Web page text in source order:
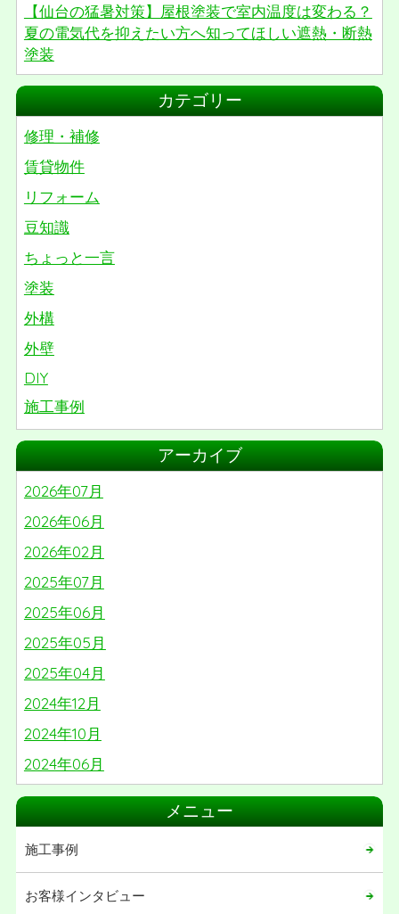
【仙台の猛暑対策】屋根塗装で室内温度は変わる？
夏の電気代を抑えたい方へ知ってほしい遮熱・断熱
塗装
カテゴリー
修理・補修
賃貸物件
リフォーム
豆知識
ちょっと一言
塗装
外構
外壁
DIY
施工事例
リノベーション
屋根
番外編
アーカイブ
2026年07月
2026年06月
2026年02月
2025年07月
2025年06月
2025年05月
2025年04月
2024年12月
2024年10月
2024年06月
2024年05月
2024年03月
2024年02月
2024年01月
メニュー
施工事例
お客様インタビュー